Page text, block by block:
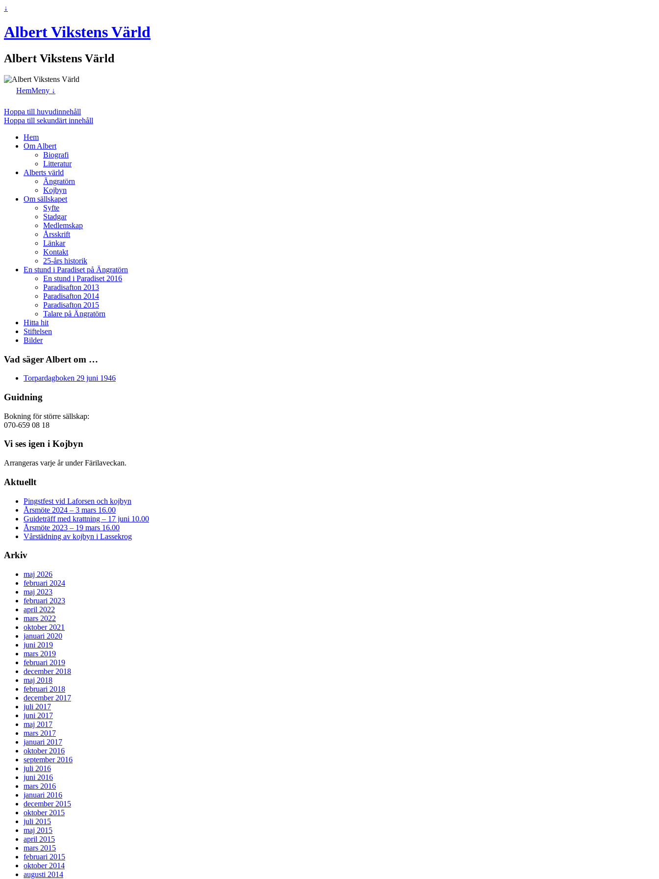
↓
Albert Vikstens Värld
Albert Vikstens Värld
HemMeny ↓
Hoppa till huvudinnehåll
Hoppa till sekundärt innehåll
Hem
Om Albert
Biografi
Litteratur
Alberts värld
Ängratörn
Kojbyn
Om sällskapet
Syfte
Stadgar
Medlemskap
Årsskrift
Länkar
Kontakt
25-års historik
En stund i Paradiset på Ängratörn
En stund i Paradiset 2016
Paradisafton 2013
Paradisafton 2014
Paradisafton 2015
Talare på Ängratörn
Hitta hit
Stiftelsen
Bilder
Vad säger Albert om …
Torpardagboken 29 juni 1946
Guidning
Bokning för större sällskap:
070-659 08 18
Vi ses igen i Kojbyn
Arrangeras varje år under Färilaveckan.
Aktuellt
Pingstfest vid Laforsen och kojbyn
Årsmöte 2024 – 3 mars 16.00
Guideträff med krattning – 17 juni 10.00
Årsmöte 2023 – 19 mars 16.00
Vårstädning av kojbyn i Lassekrog
Arkiv
maj 2026
februari 2024
maj 2023
februari 2023
april 2022
mars 2022
oktober 2021
januari 2020
juni 2019
mars 2019
februari 2019
december 2018
maj 2018
februari 2018
december 2017
juli 2017
juni 2017
maj 2017
mars 2017
januari 2017
oktober 2016
september 2016
juli 2016
juni 2016
mars 2016
januari 2016
december 2015
oktober 2015
juli 2015
maj 2015
april 2015
mars 2015
februari 2015
oktober 2014
augusti 2014